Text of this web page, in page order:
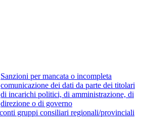
Sanzioni per mancata o incompleta
comunicazione dei dati da parte dei titolari
di incarichi politici, di amministrazione, di
direzione o di governo
gruppi consiliari regionali/provinciali